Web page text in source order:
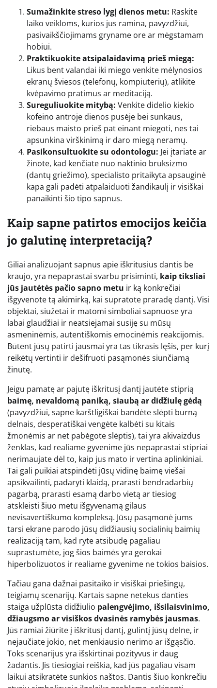
Sumažinkite streso lygį dienos metu: Raskite
laiko veikloms, kurios jus ramina, pavyzdžiui,
pasivaikščiojimams gryname ore ar mėgstamam
hobiui.
Praktikuokite atsipalaidavimą prieš miegą:
Likus bent valandai iki miego venkite mėlynosios
ekranų šviesos (telefonų, kompiuterių), atlikite
kvėpavimo pratimus ar meditaciją.
Sureguliuokite mitybą: Venkite didelio kiekio
kofeino antroje dienos pusėje bei sunkaus,
riebaus maisto prieš pat einant miegoti, nes tai
apsunkina virškinimą ir daro miegą neramų.
Pasikonsultuokite su odontologu: Jei įtariate ar
žinote, kad kenčiate nuo naktinio bruksizmo
(dantų griežimo), specialisto pritaikyta apsauginė
kapa gali padėti atpalaiduoti žandikaulį ir visiškai
panaikinti šio tipo sapnus.
Kaip sapne patirtos emocijos keičia
jo galutinę interpretaciją?
Giliai analizuojant sapnus apie iškritusius dantis be
kraujo, yra nepaprastai svarbu prisiminti, kaip tiksliai
jūs jautėtės pačio sapno metu ir ką konkrečiai
išgyvenote tą akimirką, kai supratote praradę dantį. Visi
objektai, siužetai ir matomi simboliai sapnuose yra
labai glaudžiai ir neatsiejamai susiję su mūsų
asmeninėmis, autentiškomis emocinėmis reakcijomis.
Būtent jūsų patirti jausmai yra tas tikrasis lęšis, per kurį
reikėtų vertinti ir dešifruoti pasąmonės siunčiamą
žinutę.
Jeigu pamatę ar pajutę iškritusį dantį jautėte stiprią
baimę, nevaldomą paniką, siaubą ar didžiulę gėdą
(pavyzdžiui, sapne karštligiškai bandėte slėpti burną
delnais, desperatiškai vengėte kalbėti su kitais
žmonėmis ar net pabėgote slėptis), tai yra akivaizdus
ženklas, kad realiame gyvenime jūs nepaprastai stipriai
nerimaujate dėl to, kaip jus mato ir vertina aplinkiniai.
Tai gali puikiai atspindėti jūsų vidinę baimę viešai
apsikvailinti, padaryti klaidą, prarasti bendradarbių
pagarbą, prarasti esamą darbo vietą ar tiesiog
atskleisti šiuo metu išgyvenamą gilaus
nevisavertiškumo kompleksą. Jūsų pasąmonė jums
tarsi ekrane parodo jūsų didžiausių socialinių baimių
realizaciją tam, kad ryte atsibudę pagaliau
suprastumėte, jog šios baimės yra gerokai
hiperbolizuotos ir realiame gyvenime ne tokios baisios.
Tačiau gana dažnai pasitaiko ir visiškai priešingų,
teigiamų scenarijų. Kartais sapne netekus danties
staiga užplūsta didžiulio palengvėjimo, išsilaisvinimo,
džiaugsmo ar visiškos dvasinės ramybės jausmas.
Jūs ramiai žiūrite į iškritusį dantį, gulintį jūsų delne, ir
nejaučiate jokio, net menkiausio nerimo ar išgąsčio.
Toks scenarijus yra išskirtinai pozityvus ir daug
žadantis. Jis tiesiogiai reiškia, kad jūs pagaliau visam
laikui atsikratėte sunkios naštos. Dantis šiuo konkrečiu